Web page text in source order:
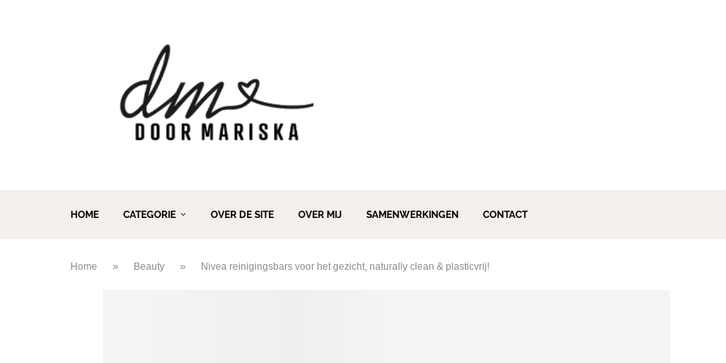
HOME CATEGORIE OVER DE SITE OVER MIJ SAMENWERKINGEN CONTACT
Home » Beauty » Nivea reinigingsbars voor het gezicht, naturally clean & plasticvrij!